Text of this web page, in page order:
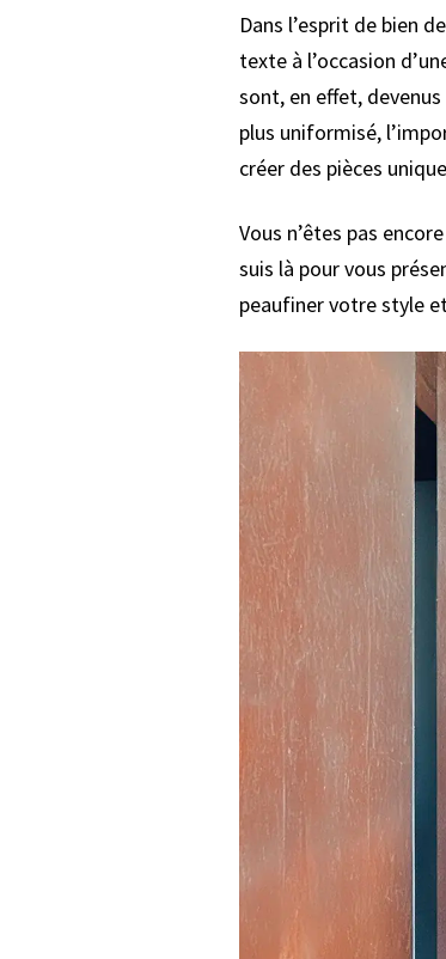
Dans l’esprit de bien
texte à l’occasion
sont, en effet,
plus uniformisé,
créer des pièces
Vous n’êtes pas
suis là pour vous
peaufiner votre style